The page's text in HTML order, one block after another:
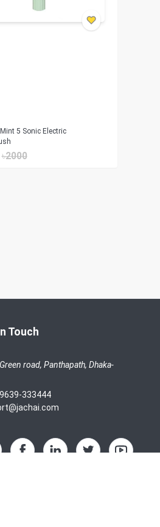
5 Sonic Electric
৳2000
Touch
road, Panthapath, Dhaka-
333444